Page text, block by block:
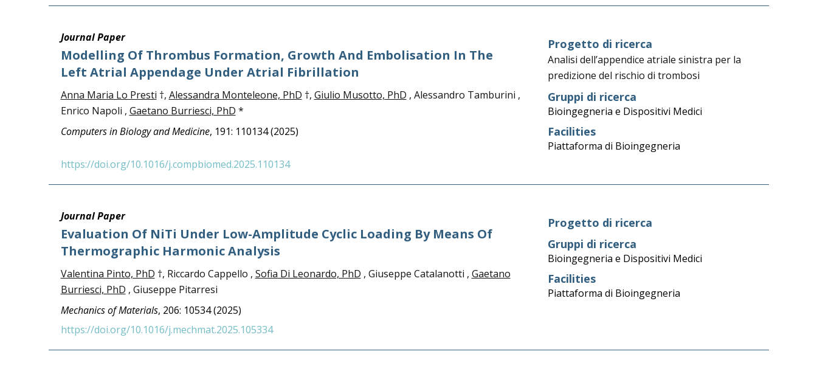
Journal Paper
Modelling Of Thrombus Formation, Growth And Embolisation In The
Left Atrial Appendage Under Atrial Fibrillation
Anna Maria Lo Presti †, Alessandra Monteleone, PhD †, Giulio Musotto, PhD , Alessandro Tamburini ,
Enrico Napoli , Gaetano Burriesci, PhD *
Computers in Biology and Medicine, 191: 110134 (2025)
https://doi.org/10.1016/j.compbiomed.2025.110134
Progetto di ricerca
Analisi dell’appendice atriale sinistra per la
predizione del rischio di trombosi
Gruppi di ricerca
Bioingegneria e Dispositivi Medici
Facilities
Piattaforma di Bioingegneria
Journal Paper
Evaluation Of NiTi Under Low-Amplitude Cyclic Loading By Means Of
Thermographic Harmonic Analysis
Valentina Pinto, PhD †, Riccardo Cappello , Sofia Di Leonardo, PhD , Giuseppe Catalanotti , Gaetano
Burriesci, PhD , Giuseppe Pitarresi
Mechanics of Materials, 206: 10534 (2025)
https://doi.org/10.1016/j.mechmat.2025.105334
Progetto di ricerca
Gruppi di ricerca
Bioingegneria e Dispositivi Medici
Facilities
Piattaforma di Bioingegneria